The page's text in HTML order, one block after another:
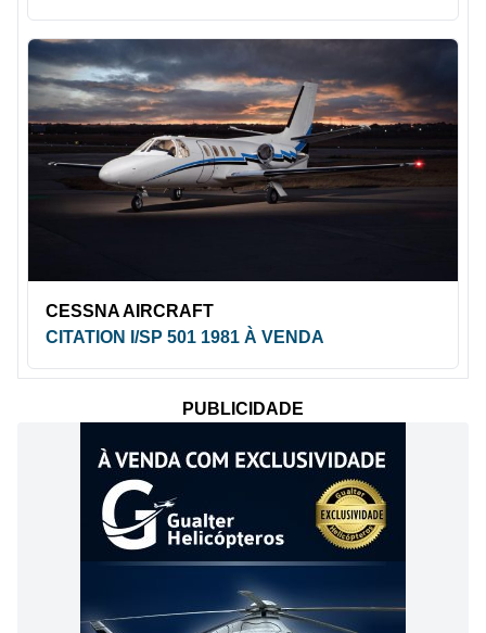
CESSNA AIRCRAFT
CITATION I/SP 501 1981 À VENDA
PUBLICIDADE